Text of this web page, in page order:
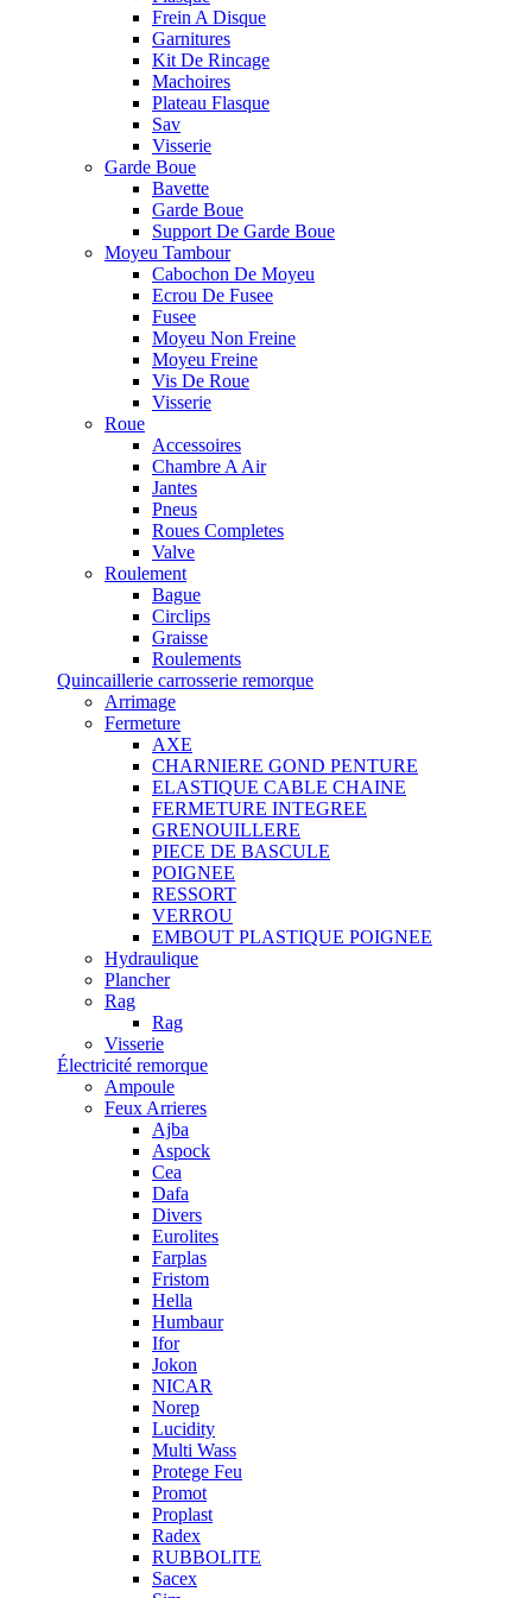
Frein A Disque
Garnitures
Kit De Rincage
Machoires
Plateau Flasque
Sav
Visserie
Garde Boue
Bavette
Garde Boue
Support De Garde Boue
Moyeu Tambour
Cabochon De Moyeu
Ecrou De Fusee
Fusee
Moyeu Non Freine
Moyeu Freine
Vis De Roue
Visserie
Roue
Accessoires
Chambre A Air
Jantes
Pneus
Roues Completes
Valve
Roulement
Bague
Circlips
Graisse
Roulements
Quincaillerie carrosserie remorque
Arrimage
Fermeture
AXE
CHARNIERE GOND PENTURE
ELASTIQUE CABLE CHAINE
FERMETURE INTEGREE
GRENOUILLERE
PIECE DE BASCULE
POIGNEE
RESSORT
VERROU
EMBOUT PLASTIQUE POIGNEE
Hydraulique
Plancher
Rag
Rag
Visserie
Électricité remorque
Ampoule
Feux Arrieres
Ajba
Aspock
Cea
Dafa
Divers
Eurolites
Farplas
Fristom
Hella
Humbaur
Ifor
Jokon
NICAR
Norep
Lucidity
Multi Wass
Protege Feu
Promot
Proplast
Radex
RUBBOLITE
Sacex